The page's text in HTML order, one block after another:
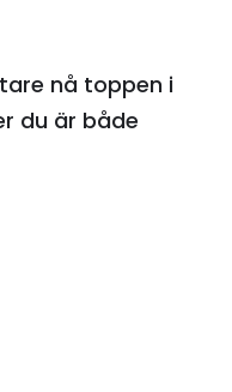
nå toppen i
du är både